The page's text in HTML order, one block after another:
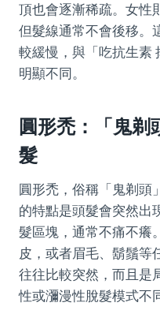
頂也會逐漸稀疏。女性
但髮線通常不會後移。
較緩慢，與「吃抗生素
明顯不同。
圓形禿：「鬼剃
髮
圓形禿，俗稱「鬼剃頭
的特點是頭髮會突然出
髮區塊，通常不痛不癢
皮，或者眉毛、鬍鬚等
往往比較突然，而且是
性或瀰漫性脫髮模式不